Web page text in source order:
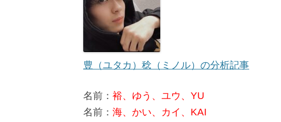
豊（ユタカ）稔（ミノル）の分析記事
名前： 裕、ゆう、ユウ、YU
名前： 海、かい、カイ、KAI